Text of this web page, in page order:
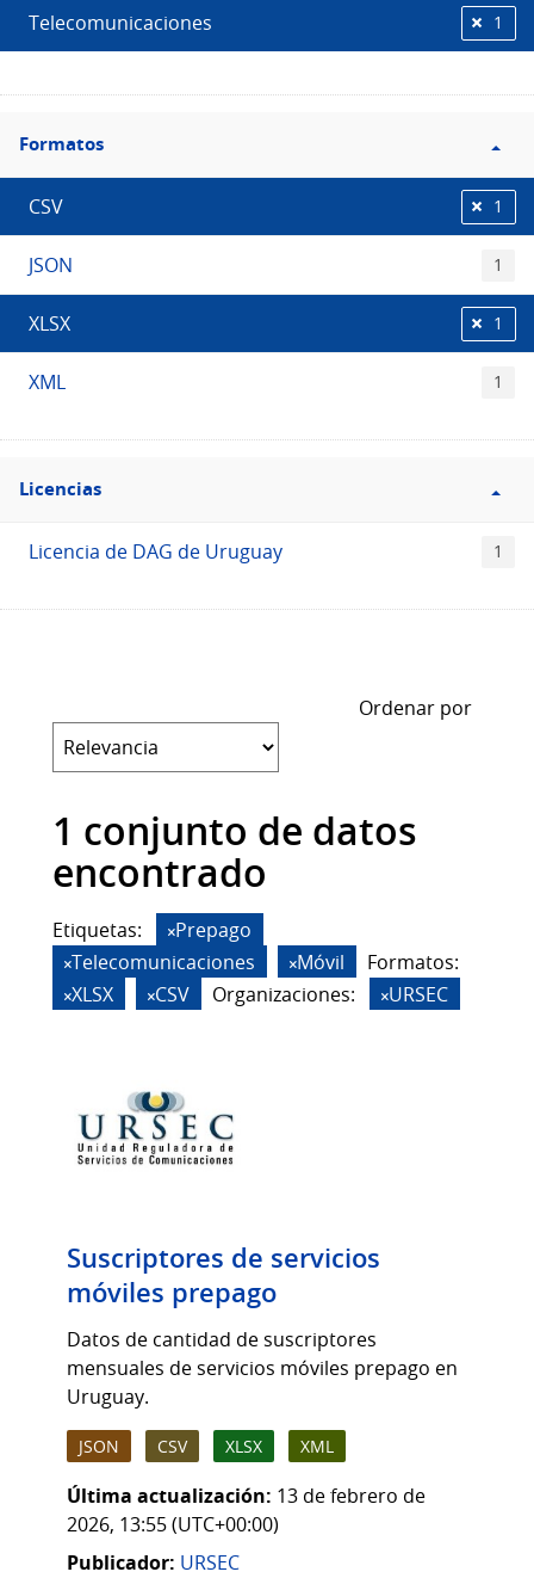
Telecomunicaciones 1
Filtro
Formatos
Formatos
CSV 1
JSON 1
XLSX 1
XML 1
Filtro
Licencias
Licencias
Licencia de DAG de Uruguay 1
Ordenar por
1 conjunto de datos
encontrado
Etiquetas:
Prepago
Telecomunicaciones
Móvil
Formatos:
XLSX
CSV Organizaciones: URSEC
Suscriptores de servicios
móviles prepago
Datos de cantidad de suscriptores
mensuales de servicios móviles prepago en
Uruguay.
JSON CSV XLSX XML
Última actualización: 13 de febrero de
2026, 13:55 (UTC+00:00)
Publicador: URSEC